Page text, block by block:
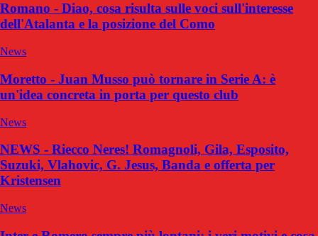
Romano - Diao, cosa risulta sulle voci sull'interesse
dell'Atalanta e la posizione del Como
News
Moretto - Juan Musso può tornare in Serie A: è
un'idea concreta in porta per questo club
News
NEWS - Riecco Neres! Romagnoli, Gila, Esposito,
Suzuki, Vlahovic, G. Jesus, Banda e offerta per
Kristensen
News